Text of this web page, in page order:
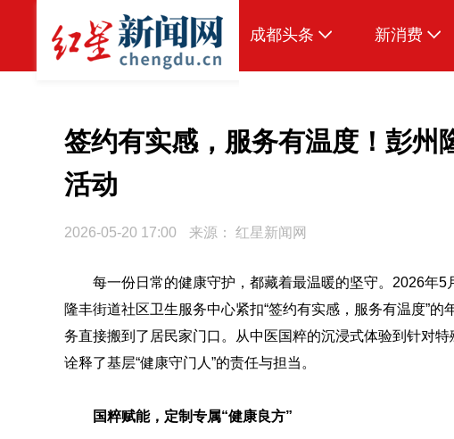
成都头条
本地
传真机
公示
新消费
签约有实感，服务有温度！彭州
活动
2026-05-20 17:00 来源： 红星新闻网
每一份日常的健康守护，都藏着最温暖的坚守。2026年5
隆丰街道社区卫生服务中心紧扣“签约有实感，服务有温度”
务直接搬到了居民家门口。从中医国粹的沉浸式体验到针对
诠释了基层“健康守门人”的责任与担当。
国粹赋能，定制专属“健康良方”